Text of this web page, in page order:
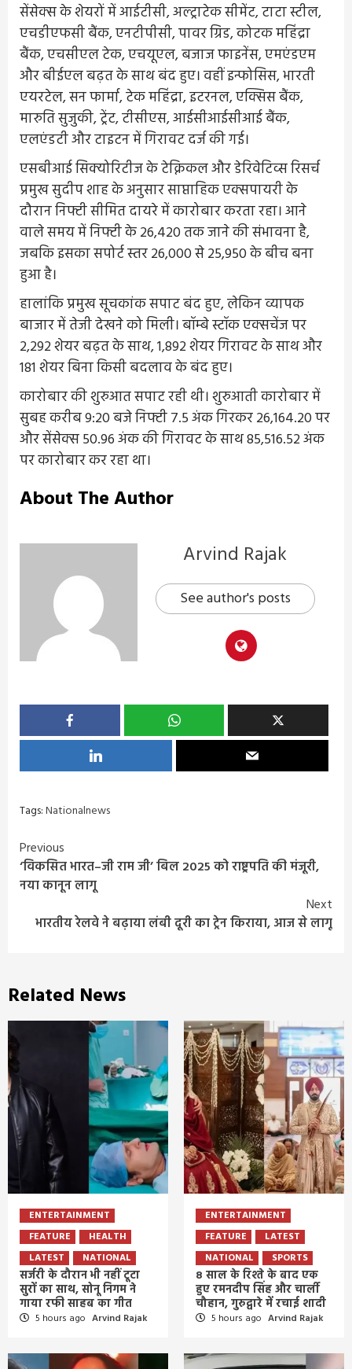
सेंसेक्स के शेयरों में आईटीसी, अल्ट्राटेक सीमेंट, टाटा स्टील,
एचडीएफसी बैंक, एनटीपीसी, पावर ग्रिड, कोटक महिंद्रा
बैंक, एचसीएल टेक, एचयूएल, बजाज फाइनेंस, एमएंडएम
और बीईएल बढ़त के साथ बंद हुए। वहीं इन्फोसिस, भारती
एयरटेल, सन फार्मा, टेक महिंद्रा, इटरनल, एक्सिस बैंक,
मारुति सुजुकी, ट्रेंट, टीसीएस, आईसीआईसीआई बैंक,
एलएंडटी और टाइटन में गिरावट दर्ज की गई।
एसबीआई सिक्योरिटीज के टेक्निकल और डेरिवेटिव्स रिसर्च
प्रमुख सुदीप शाह के अनुसार साप्ताहिक एक्सपायरी के
दौरान निफ्टी सीमित दायरे में कारोबार करता रहा। आने
वाले समय में निफ्टी के 26,420 तक जाने की संभावना है,
जबकि इसका सपोर्ट स्तर 26,000 से 25,950 के बीच बना
हुआ है।
हालांकि प्रमुख सूचकांक सपाट बंद हुए, लेकिन व्यापक
बाजार में तेजी देखने को मिली। बॉम्बे स्टॉक एक्सचेंज पर
2,292 शेयर बढ़त के साथ, 1,892 शेयर गिरावट के साथ और
181 शेयर बिना किसी बदलाव के बंद हुए।
कारोबार की शुरुआत सपाट रही थी। शुरुआती कारोबार में
सुबह करीब 9:20 बजे निफ्टी 7.5 अंक गिरकर 26,164.20 पर
और सेंसेक्स 50.96 अंक की गिरावट के साथ 85,516.52 अंक
पर कारोबार कर रहा था।
About The Author
Arvind Rajak
See author's posts
Tags:Nationalnews
Continue
Reading
Previous
‘विकसित भारत–जी राम जी’ बिल 2025 को राष्ट्रपति की मंजूरी,
नया कानून लागू
Next
भारतीय रेलवे ने बढ़ाया लंबी दूरी का ट्रेन किराया, आज से लागू
Related News
ENTERTAINMENT
FEATURE
HEALTH
LATEST
NATIONAL
सर्जरी के दौरान भी नहीं टूटा
सुरों का साथ, सोनू निगम ने
गाया रफी साहब का गीत
5 hours ago Arvind Rajak
ENTERTAINMENT
FEATURE
LATEST
NATIONAL
SPORTS
8 साल के रिश्ते के बाद एक
हुए रमनदीप सिंह और चार्ली
चौहान, गुरुद्वारे में रचाई शादी
5 hours ago Arvind Rajak